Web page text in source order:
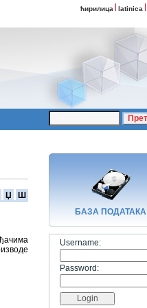
ћирилица latinica
Џ Ш
БАЗA ПОДАТАКА
Username:
Password: